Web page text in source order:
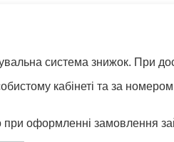
система знижок. При
кабінеті та за
оформленні замовлення